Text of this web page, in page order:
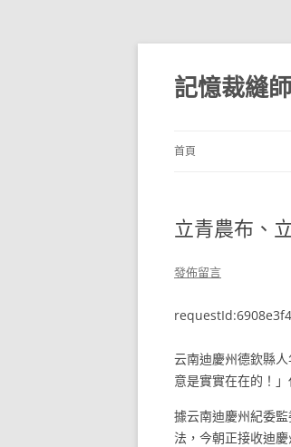
跳
主
要
內
記憶裁縫師
首頁
立青農布、
發佈留言
云南迪慶州德欽縣
意是實實在在的！
據云南迪慶州紀委
法，今朝正接收迪